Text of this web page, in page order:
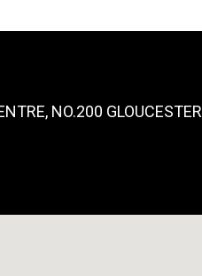
NO.200 GLOUCESTER